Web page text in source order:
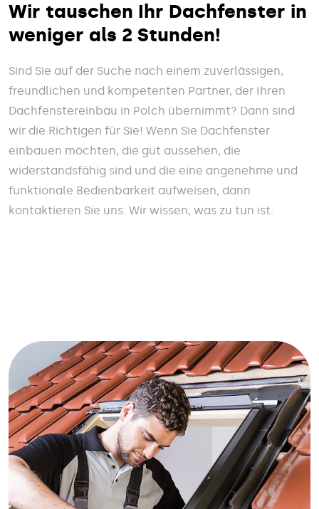
Wir tauschen Ihr Dachfenster in
weniger als 2 Stunden!
Sind Sie auf der Suche nach einem zuverlässigen,
freundlichen und kompetenten Partner, der Ihren
Dachfenstereinbau in Polch übernimmt? Dann sind
wir die Richtigen für Sie! Wenn Sie Dachfenster
einbauen möchten, die gut aussehen, die
widerstandsfähig sind und die eine angenehme und
funktionale Bedienbarkeit aufweisen, dann
kontaktieren Sie uns. Wir wissen, was zu tun ist.